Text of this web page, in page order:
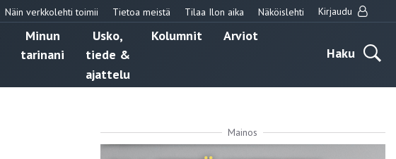
Näin verkkolehti toimii Tietoa meistä Tilaa Ilon aika Näköislehti Kirjaudu
Minun
tarinani
Usko,
tiede &
ajattelu
Kolumnit
Arviot
Haku
Mainos